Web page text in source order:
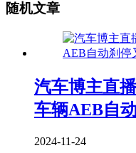
随机文章
汽车博主直
车辆AEB自
2024-11-24